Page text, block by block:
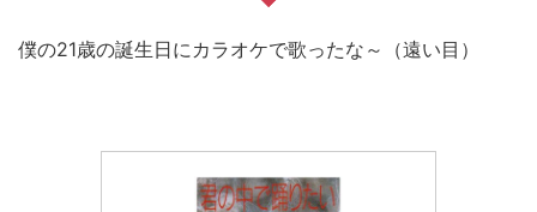
僕の21歳の誕生日にカラオケで歌ったな～（遠い目）